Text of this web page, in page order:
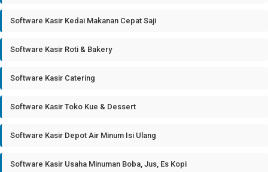
Software Kasir Kedai Makanan Cepat Saji
Software Kasir Roti & Bakery
Software Kasir Catering
Software Kasir Toko Kue & Dessert
Software Kasir Depot Air Minum Isi Ulang
Software Kasir Usaha Minuman Boba, Jus, Es Kopi